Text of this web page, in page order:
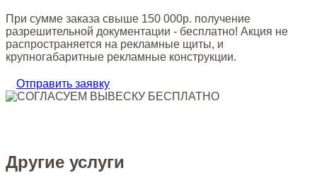
При сумме заказа свыше 150 000р. получение
разрешительной документации - бесплатно! Акция не
распространяется на рекламные щиты, и
крупногабаритные рекламные конструкции.
Отправить заявку
Другие услуги